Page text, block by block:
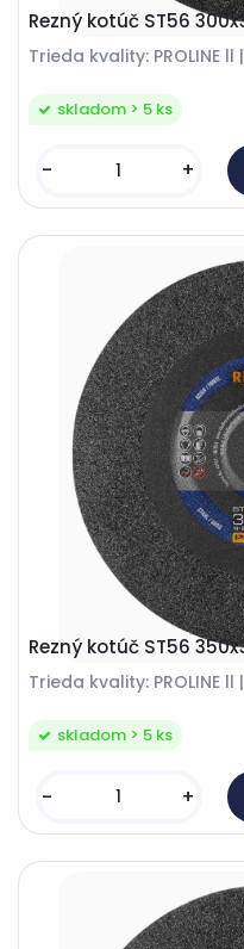
Rezný kotúč ST56
Trieda kvality: PROLINE ll
skladom > 5 ks
- +
Rezný kotúč ST56
Trieda kvality: PROLINE ll
skladom > 5 ks
- +